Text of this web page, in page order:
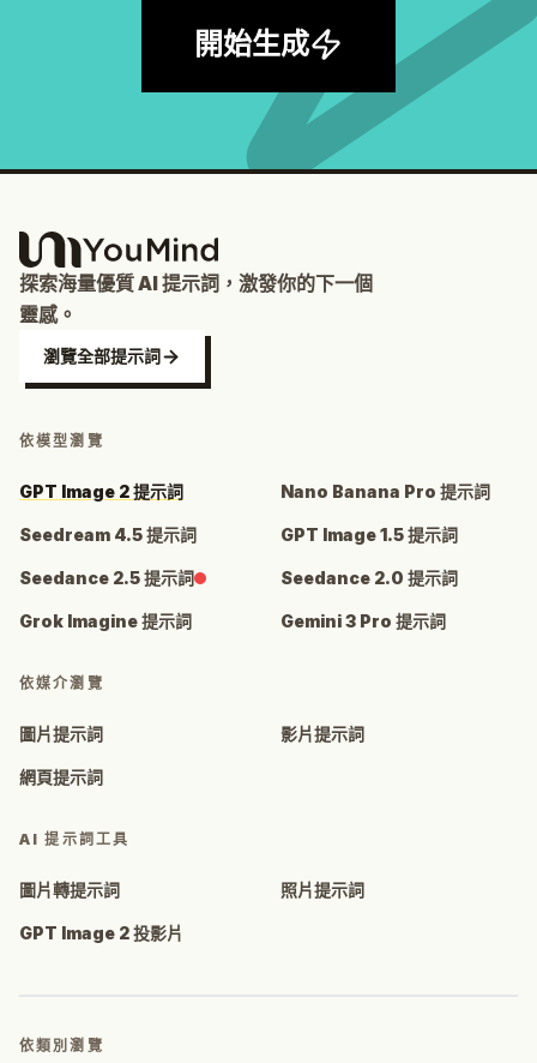
開始生成
探索海量優質 AI 提示詞，激發你的下一個
靈感。
瀏覽全部提示詞
依模型瀏覽
GPT Image 2 提示詞 Nano Banana Pro 提示詞
Seedream 4.5 提示詞 GPT Image 1.5 提示詞
Seedance 2.5 提示詞 Seedance 2.0 提示詞
Grok Imagine 提示詞 Gemini 3 Pro 提示詞
依媒介瀏覽
圖片提示詞 影片提示詞
網頁提示詞
AI 提示詞工具
圖片轉提示詞 照片提示詞
GPT Image 2 投影片
依類別瀏覽